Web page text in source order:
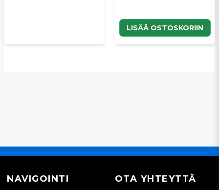
LISÄÄ OSTOSKORIIN
NAVIGOINTI OTA YHTEYTTÄ